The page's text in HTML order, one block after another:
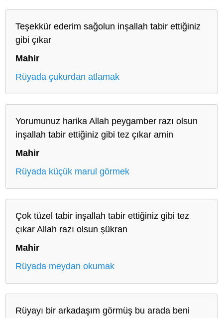
Teşekkür ederim sağolun inşallah tabir ettiğiniz
gibi çıkar
Mahir
Rüyada çukurdan atlamak
Yorumunuz harika Allah peygamber razı olsun
inşallah tabir ettiğiniz gibi tez çıkar amin
Mahir
Rüyada küçük marul görmek
Çok tüzel tabir inşallah tabir ettiğiniz gibi tez
çıkar Allah razı olsun şükran
Mahir
Rüyada meydan okumak
Rüyayı bir arkadaşım görmüş bu arada beni